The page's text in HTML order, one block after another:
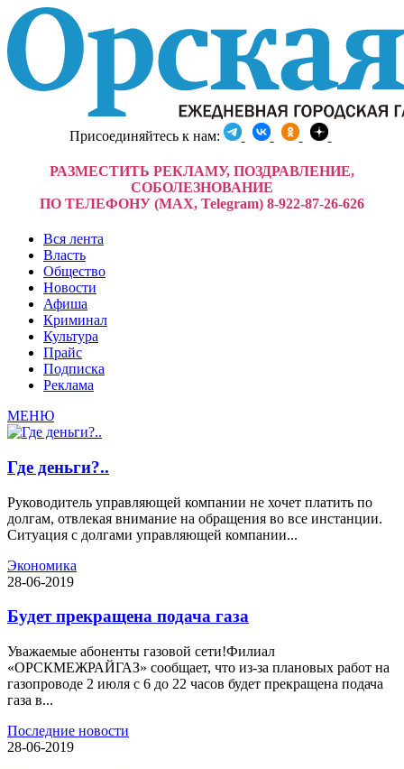
Присоединяйтесь к нам:
РАЗМЕСТИТЬ РЕКЛАМУ, ПОЗДРАВЛЕНИЕ,
СОБОЛЕЗНОВАНИЕ
ПО ТЕЛЕФОНУ (MAX, Telegram) 8-922-87-26-626
Вся лента
Власть
Общество
Новости
Афиша
Криминал
Культура
Прайс
Подписка
Реклама
МЕНЮ
Где деньги?..
Руководитель управляющей компании не хочет платить по
долгам, отвлекая внимание на обращения во все инстанции.
Ситуация с долгами управляющей компании...
Экономика
28-06-2019
Будет прекращена подача газа
Уважаемые абоненты газовой сети!Филиал
«ОРСКМЕЖРАЙГАЗ» сообщает, что из-за плановых работ на
газопроводе 2 июля с 6 до 22 часов будет прекращена подача
газа в...
Последние новости
28-06-2019